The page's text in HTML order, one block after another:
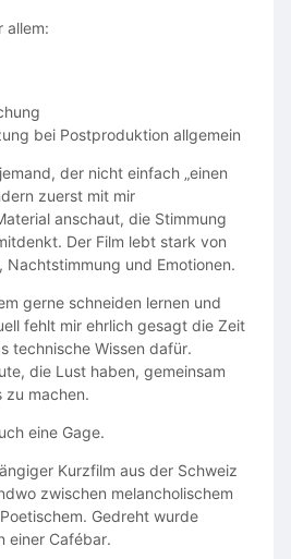
allem:
bei Postproduktion allgemein
der nicht einfach „einen
zuerst mit mir
anschaut, die Stimmung
Der Film lebt stark von
Nachtstimmung und Emotionen.
gerne schneiden lernen und
fehlt mir ehrlich gesagt die Zeit
technische Wissen dafür.
die Lust haben, gemeinsam
zu machen.
eine Gage.
Kurzfilm aus der Schweiz
zwischen melancholischem
Gedreht wurde
einer Cafébar.